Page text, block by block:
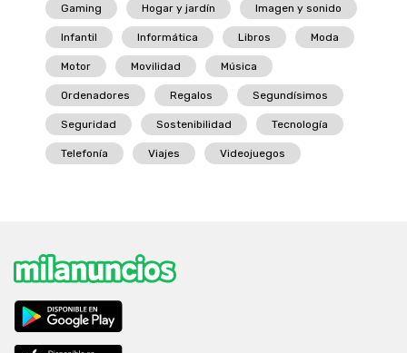
Gaming Hogar y jardín Imagen y sonido
Infantil Informática Libros Moda
Motor Movilidad Música
Ordenadores Regalos Segundísimos
Seguridad Sostenibilidad Tecnología
Telefonía Viajes Videojuegos